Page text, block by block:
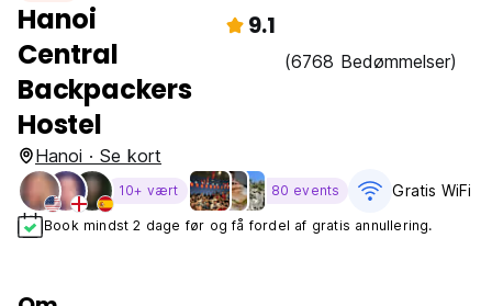
Hanoi
Central
Backpackers
Hostel
9.1
(6768 Bedømmelser)
Hanoi · Se kort
10+ vært 80 events Gratis WiFi
Book mindst 2 dage før og få fordel af gratis annullering.